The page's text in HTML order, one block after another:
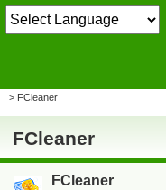
FCleaner
FCleaner
FCleaner